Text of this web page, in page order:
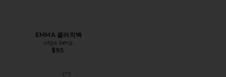
EMMA 클러치백
olga berg
$95